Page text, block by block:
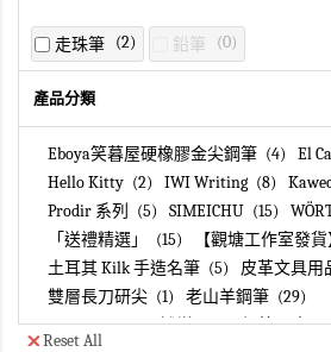
走珠筆 2 鉛筆 0
產品分類
Eboya笑暮屋硬橡膠金尖鋼筆 4 El
Hello Kitty
2 IWI Writing 8
Prodir 系列
5 SIMEICHU 15
「送禮精選」
15 【觀塘工作室發貨
土耳其 Kilk 手造名筆
5 皮革文具用
雙層長刀研尖
1 老山羊鋼筆
29
Leuchttrum1917燈塔
25 鋼筆墨水
Reset All